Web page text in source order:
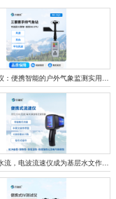
手持式气象仪：便携智能的户外气象监测实用设备